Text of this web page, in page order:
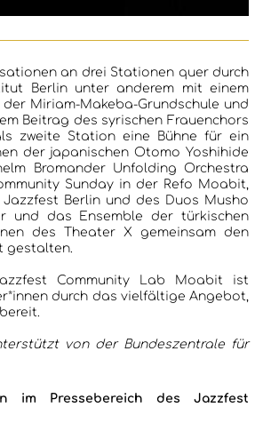
an drei Stationen quer durch
Berlin unter anderem mit einem
Miriam-Makeba-Grundschule und
Beitrag des syrischen Frauenchors
zweite Station eine Bühne für ein
der japanischen Otomo Yoshihide
Bromander Unfolding Orchestra
Sunday in der Refo Moabit,
Berlin und des Duos Musho
und das Ensemble der türkischen
des Theater X gemeinsam den
gestalten.
Community Lab Moabit ist
durch das vielfältige Angebot,
bereit.
von der Bundeszentrale für
im Pressebereich des Jazzfest